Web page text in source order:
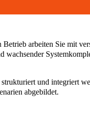
arbeiten Sie mit
und integriert
abgebildet.